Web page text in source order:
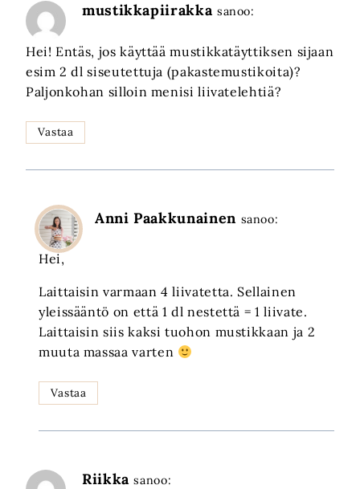
mustikkapiirakka sanoo:
Hei! Entäs, jos käyttää mustikkatäyttiksen sijaan
esim 2 dl siseutettuja (pakastemustikoita)?
Paljonkohan silloin menisi liivatelehtiä?
Vastaa
Anni Paakkunainen sanoo:
Hei,
Laittaisin varmaan 4 liivatetta. Sellainen
yleissääntö on että 1 dl nestettä = 1 liivate.
Laittaisin siis kaksi tuohon mustikkaan ja 2
muuta massaa varten
Vastaa
Riikka sanoo: